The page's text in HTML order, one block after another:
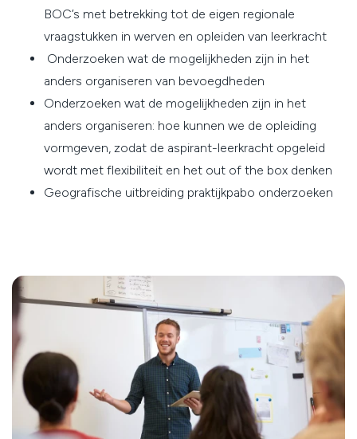
BOC’s met betrekking tot de eigen regionale
vraagstukken in werven en opleiden van leerkracht
Onderzoeken wat de mogelijkheden zijn in het
anders organiseren van bevoegdheden
Onderzoeken wat de mogelijkheden zijn in het
anders organiseren: hoe kunnen we de opleiding
vormgeven, zodat de aspirant-leerkracht opgeleid
wordt met flexibiliteit en het out of the box denken
Geografische uitbreiding praktijkpabo onderzoeken